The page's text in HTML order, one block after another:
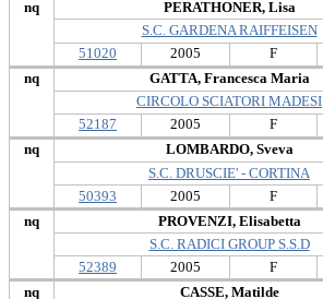
nq
51020
PERATHONER, Lisa
2005 F
S.C. GARDENA RAIFFEISEN
nq
52187
GATTA, Francesca Maria
2005 F
CIRCOLO SCIATORI MADESI
nq
50393
LOMBARDO, Sveva
2005 F
S.C. DRUSCIE' - CORTINA
nq
52389
PROVENZI, Elisabetta
2005 F
S.C. RADICI GROUP S.S.D
nq
CASSE, Matilde